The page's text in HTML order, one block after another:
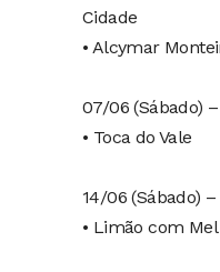
Cidade
• Alcymar
07/06 (Sábado)
• Toca do Vale
14/06 (Sábado)
• Limão com Mel